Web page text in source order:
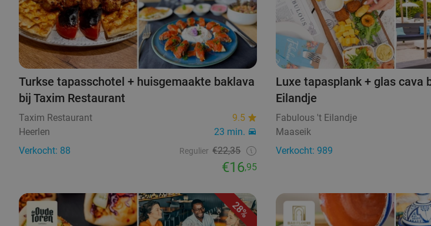
Turkse tapasschotel + huisgemaakte baklava
bij Taxim Restaurant
Taxim Restaurant
9.5
Heerlen
23 min.
Verkocht: 88
Regulier €22,35
€16,95
Luxe tapasplank + glas cava
Eilandje
Fabulous 't Eilandje
Maaseik
Verkocht: 989
28%